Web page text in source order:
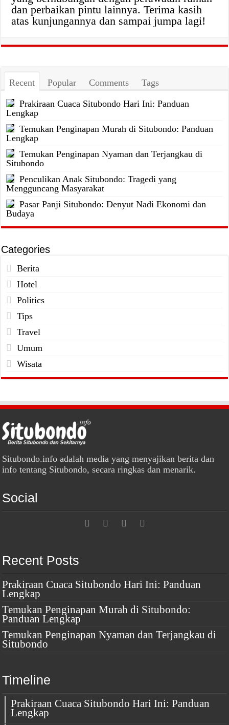
dan perbaikan pintu lainnya. Terima kasih
atas kunjungannya dan sampai jumpa lagi!
Recent Popular Comments Tags
Prakiraan Cuaca Situbondo Hari Ini: Panduan
Lengkap
Temukan Penginapan Murah di Situbondo: Panduan
Lengkap
Temukan Penginapan Nyaman dan Terjangkau di
Situbondo
Penculikan Anak Situbondo: Tragedi yang
Mengguncang Masyarakat
Pasar Panji Situbondo: Denyut Nadi Ekonomi dan
Budaya
Categories
Berita
Hotel
Politics
Tips
Travel
Umum
Wisata
Situbondo.info adalah media yang menyajikan berita dan
info tentang Situbondo, secara ringkas dan menarik.
Social
Recent Posts
Prakiraan Cuaca Situbondo Hari Ini: Panduan
Lengkap
Temukan Penginapan Murah di Situbondo:
Panduan Lengkap
Temukan Penginapan Nyaman dan Terjangkau di
Situbondo
Timeline
Prakiraan Cuaca Situbondo Hari Ini: Panduan
Lengkap